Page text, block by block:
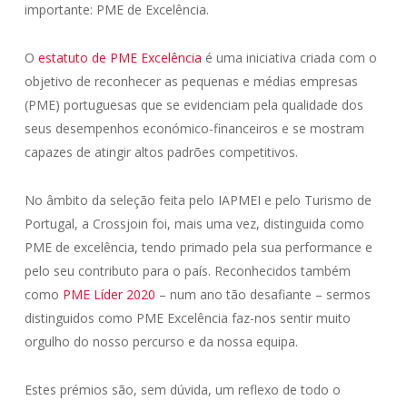
importante: PME de Excelência.
O estatuto de PME Excelência é uma iniciativa criada com o
objetivo de reconhecer as pequenas e médias empresas
(PME) portuguesas que se evidenciam pela qualidade dos
seus desempenhos económico-financeiros e se mostram
capazes de atingir altos padrões competitivos.
No âmbito da seleção feita pelo IAPMEI e pelo Turismo de
Portugal, a Crossjoin foi, mais uma vez, distinguida como
PME de excelência, tendo primado pela sua performance e
pelo seu contributo para o país. Reconhecidos também
como PME Líder 2020 – num ano tão desafiante – sermos
distinguidos como PME Excelência faz-nos sentir muito
orgulho do nosso percurso e da nossa equipa.
Estes prémios são, sem dúvida, um reflexo de todo o